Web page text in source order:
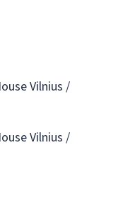
Vilnius /
Vilnius /